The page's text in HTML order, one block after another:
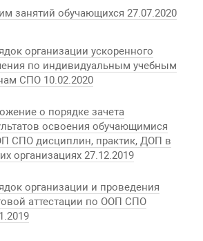
занятий обучающихся 27.07.2020
организации ускоренного
по индивидуальным учебным
СПО 10.02.2020
о порядке зачета
освоения обучающимися
СПО дисциплин, практик, ДОП в
организациях 27.12.2019
организации и проведения
аттестации по ООП СПО